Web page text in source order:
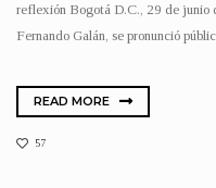
reflexión Bogotá D.C., 29 de junio
Fernando Galán, se pronunció
READ MORE
57